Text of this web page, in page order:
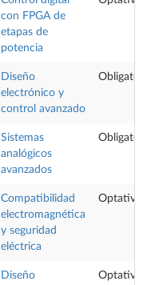
con FPGA de
etapas de
potencia
Diseño
electrónico y
control avanzado
Sistemas
analógicos
avanzados
Compatibilidad
electromagnética
y seguridad
eléctrica
Optativa
Diseño
Optativa